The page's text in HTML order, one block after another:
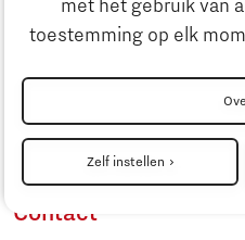
met het gebruik van
toestemming op elk
Zelf instellen
Strategie &
Onderwijs
Strategie &
Zoeken
Contact